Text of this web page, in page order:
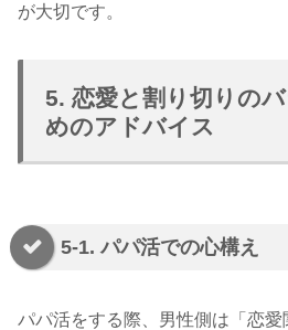
が大切です。
5. 恋愛と割り切りの
めのアドバイス
5-1. パパ活での心構え
パパ活をする際、男性側は「恋